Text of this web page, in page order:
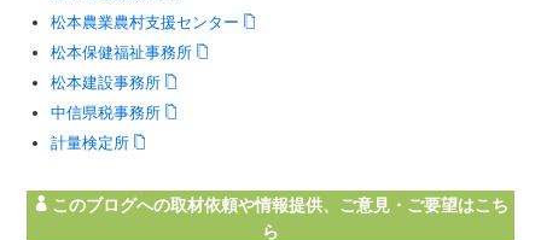
松本農業農村支援センター
松本保健福祉事務所
松本建設事務所
中信県税事務所
計量検定所
このブログへの取材依頼や情報提供、ご意見・ご要望はこち
ら